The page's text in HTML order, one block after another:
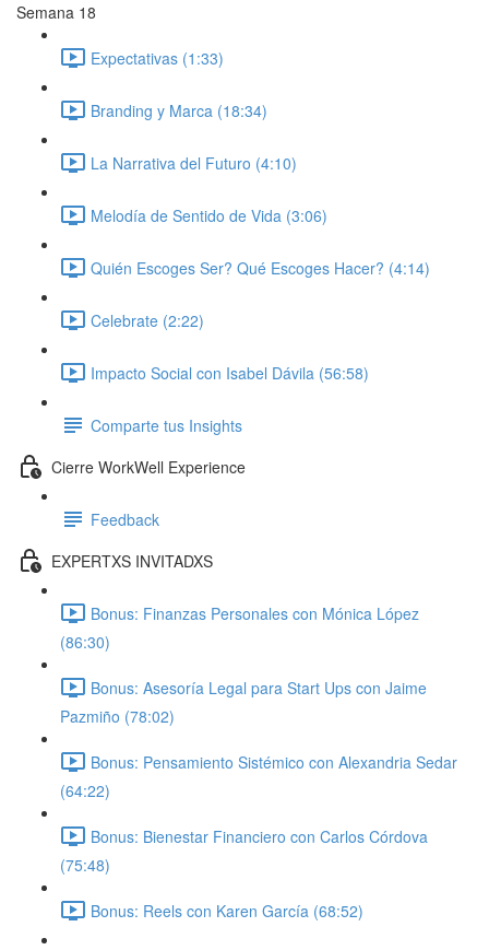
Semana 18
Expectativas (1:33)
Branding y Marca (18:34)
La Narrativa del Futuro (4:10)
Melodía de Sentido de Vida (3:06)
Quién Escoges Ser? Qué Escoges Hacer? (4:14)
Celebrate (2:22)
Impacto Social con Isabel Dávila (56:58)
Comparte tus Insights
Cierre WorkWell Experience
Feedback
EXPERTXS INVITADXS
Bonus: Finanzas Personales con Mónica López
(86:30)
Bonus: Asesoría Legal para Start Ups con Jaime
Pazmiño (78:02)
Bonus: Pensamiento Sistémico con Alexandria Sedar
(64:22)
Bonus: Bienestar Financiero con Carlos Córdova
(75:48)
Bonus: Reels con Karen García (68:52)